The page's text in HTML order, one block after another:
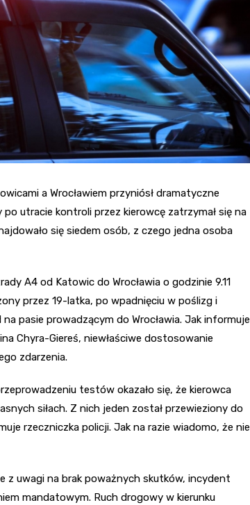
a Wrocławiem przyniósł dramatyczne
utracie kontroli przez kierowcę zatrzymał się na
się siedem osób, z czego jedna osoba
A4 od Katowic do Wrocławia o godzinie 9.11
przez 19-latka, po wpadnięciu w poślizg i
pasie prowadzącym do Wrocławia. Jak informuje
Chyra-Giereś, niewłaściwe dostosowanie
zdarzenia.
testów okazało się, że kierowca
siłach. Z nich jeden został przewieziony do
rzeczniczka policji. Jak na razie wiadomo, że nie
z uwagi na brak poważnych skutków, incydent
mandatowym. Ruch drogowy w kierunku